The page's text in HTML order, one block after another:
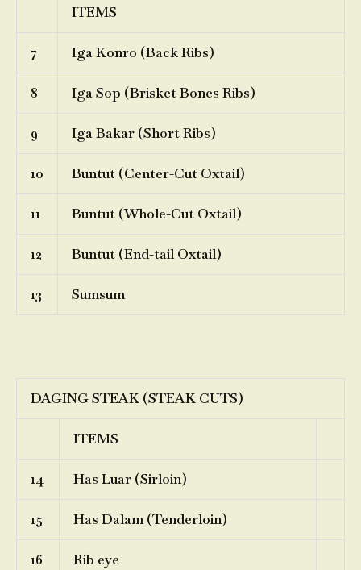
ITEMS
7 Iga Konro (Back Ribs)
8 Iga Sop (Brisket Bones Ribs)
9 Iga Bakar (Short Ribs)
10 Buntut (Center-Cut Oxtail)
11 Buntut (Whole-Cut Oxtail)
12 Buntut (End-tail Oxtail)
13 Sumsum
DAGING STEAK (STEAK CUTS)
ITEMS
14 Has Luar (Sirloin)
15 Has Dalam (Tenderloin)
16 Rib eye